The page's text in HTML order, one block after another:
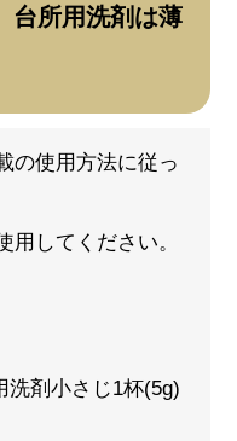
台所用洗剤は薄
の使用方法に従っ
用してください。
洗剤小さじ1杯(5g)